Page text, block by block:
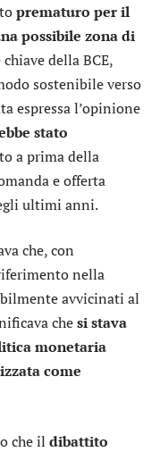
prematuro per il
possibile zona di
della BCE,
sostenibile verso
espressa l’opinione
stato
a prima della
e offerta
ultimi anni.
che, con
nella
avvicinati al
chesi stava
monetaria
come
che il dibattito